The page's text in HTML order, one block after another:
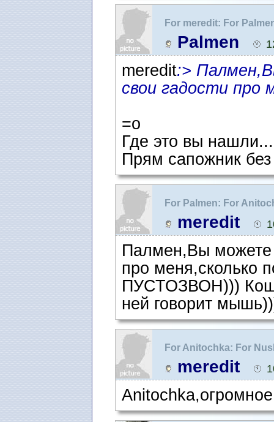
For meredit: For
Сколько стоит няня
Palmen
meredit:>
свои гадости про
=о
Где это вы нашли...
Прям сапожник без
For Palmen: For
meredit
Палмен,Вы можете
про меня,сколько
ПУСТОЗВОН)))
ней говорит
For Anitochka: For
meredit